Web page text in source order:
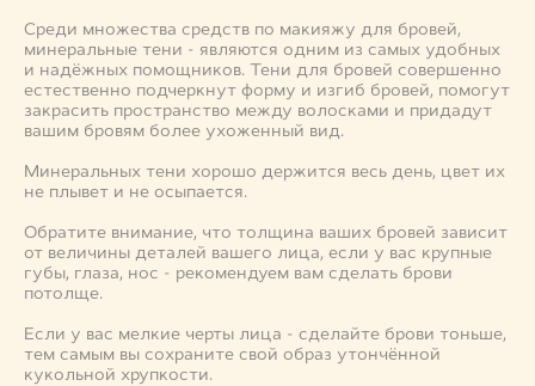
Среди множества средств по макияжу для бровей,
минеральные тени - являются одним из самых удобных
и надёжных помощников. Тени для бровей совершенно
естественно подчеркнут форму и изгиб бровей, помогут
закрасить пространство между волосками и придадут
вашим бровям более ухоженный вид.
Минеральных тени хорошо держится весь день, цвет их
не плывет и не осыпается.
Обратите внимание, что толщина ваших бровей зависит
от величины деталей вашего лица, если у вас крупные
губы, глаза, нос - рекомендуем вам сделать брови
потолще.
Если у вас мелкие черты лица - сделайте брови тоньше,
тем самым вы сохраните свой образ утончённой
кукольной хрупкости.